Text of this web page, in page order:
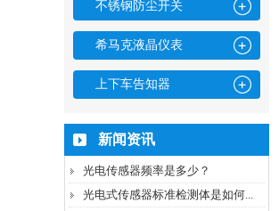
不锈钢防尘开关
希马克液晶仪表
上下车告知器
新闻资讯
光电传感器频率是多少？
光电式传感器标准检测体是如何...